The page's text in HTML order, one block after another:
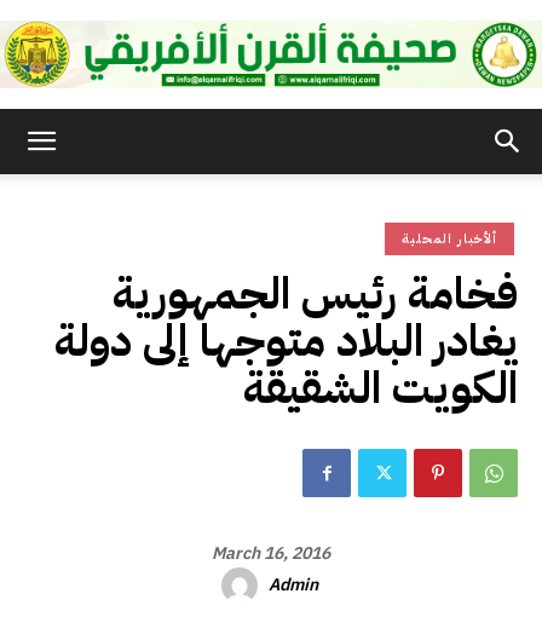
الأفريقي
ألأخبار المحلية
فخامة رئيس الجمهورية
يغادر البلاد متوجها إلى دولة
الكويت الشقيقة
March 16, 2016
Admin